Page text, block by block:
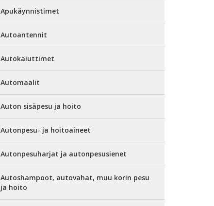
Apukäynnistimet
Autoantennit
Autokaiuttimet
Automaalit
Auton sisäpesu ja hoito
Autonpesu- ja hoitoaineet
Autonpesuharjat ja autonpesusienet
Autoshampoot, autovahat, muu korin pesu
ja hoito